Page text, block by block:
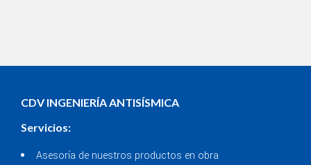
CDV INGENIERÍA ANTISÍSMICA
Servicios:
Asesoría de nuestros productos en obra